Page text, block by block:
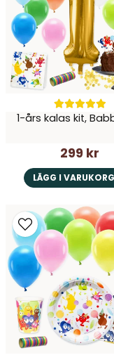
kadmium
Storlek: Ca
händer att
Tillverkade
märkta
Fantasifull
äventyr och
1-års kalas kit,
299 kr
LÄGG I